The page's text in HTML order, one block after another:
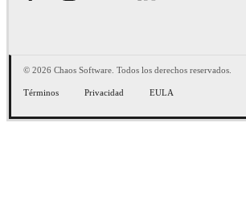
© 2026 Chaos Software. Todos los derechos reservados.
Términos Privacidad EULA